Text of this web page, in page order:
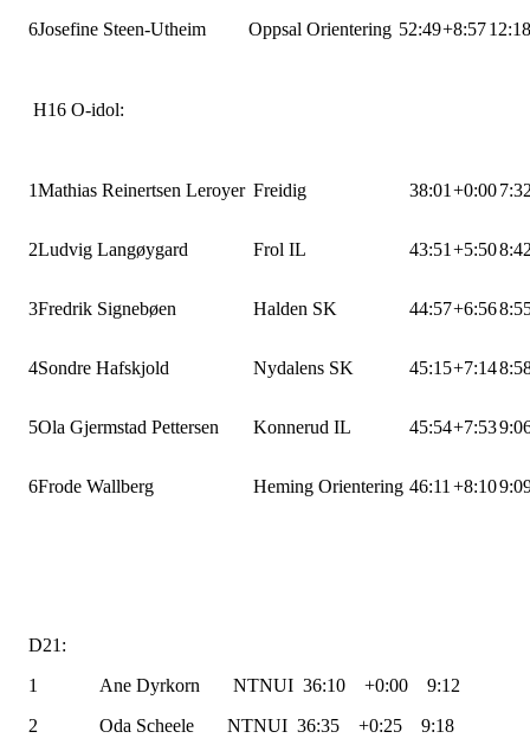
6Josefine Steen-Utheim Oppsal Orientering 52:49+8:57
H16 O-idol:
1Mathias Reinertsen Leroyer Freidig 38:01 +0:00
2Ludvig Langøygard Frol IL 43:51 +5:50
3Fredrik Signebøen Halden SK 44:57+6:56
4Sondre Hafskjold Nydalens SK 45:15+7:14
5Ola Gjermstad Pettersen Konnerud IL 45:54+7:53
6Frode Wallberg Heming Orientering 46:11 +8:10
D21:
1 Ane Dyrkorn NTNUI 36:10 +0:00 9:12
2 Oda Scheele NTNUI 36:35 +0:25 9:18